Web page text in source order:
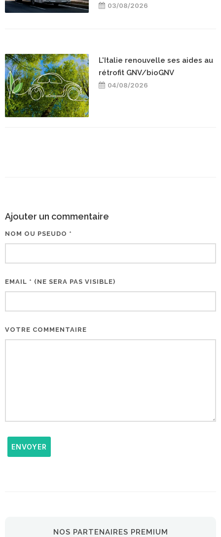
03/08/2026
L'Italie renouvelle ses aides au
rétrofit GNV/bioGNV
04/08/2026
Ajouter un commentaire
NOM OU PSEUDO *
EMAIL * (NE SERA PAS VISIBLE)
VOTRE COMMENTAIRE
ENVOYER
NOS PARTENAIRES PREMIUM